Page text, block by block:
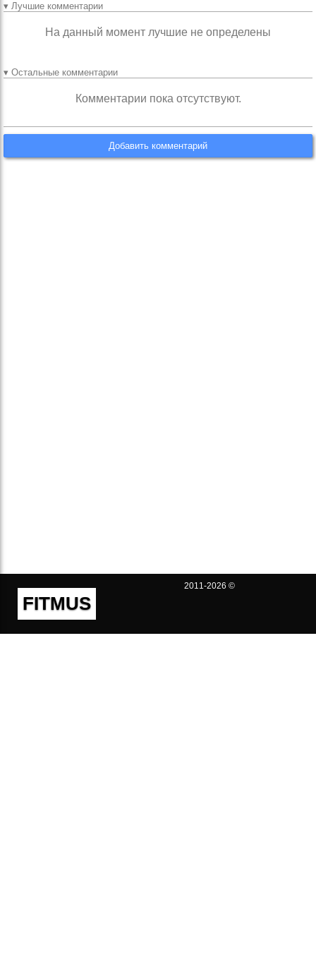
▾ Лучшие комментарии
На данный момент лучшие не определены
▾ Остальные комментарии
Комментарии пока отсутствуют.
Добавить комментарий
FITMUS
2011-2026 ©